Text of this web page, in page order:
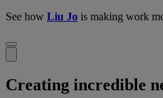
See how Liu Jo is making work
Creating incredible